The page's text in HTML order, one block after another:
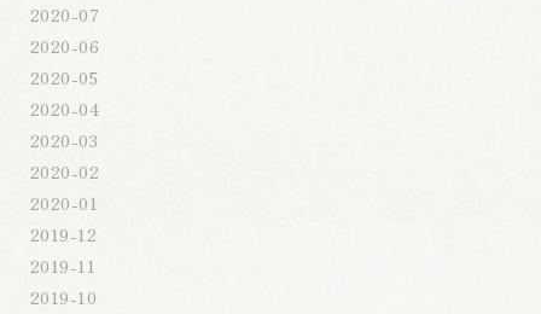
2020-07
2020-06
2020-05
2020-04
2020-03
2020-02
2020-01
2019-12
2019-11
2019-10